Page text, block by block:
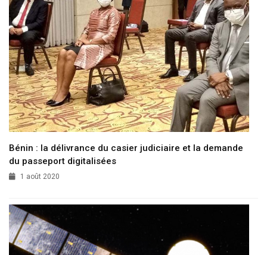
Bénin : la délivrance du casier judiciaire et la demande
du passeport digitalisées
1 août 2020